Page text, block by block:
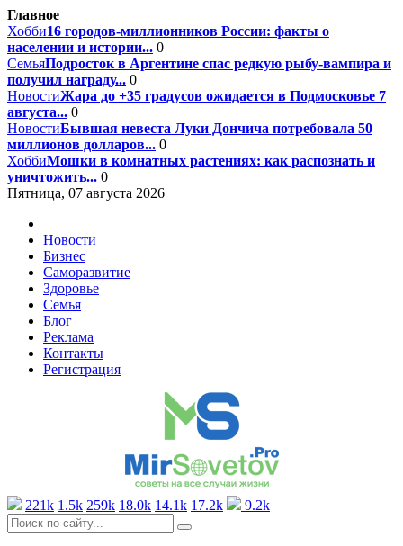
Главное
Хобби16 городов-миллионников России: факты о
населении и истории... 0
СемьяПодросток в Аргентине спас редкую рыбу-вампира и
получил награду... 0
НовостиЖара до +35 градусов ожидается в Подмосковье 7
августа... 0
НовостиБывшая невеста Луки Дончича потребовала 50
миллионов долларов... 0
ХоббиМошки в комнатных растениях: как распознать и
уничтожить... 0
Пятница, 07 августа 2026
Новости
Бизнес
Саморазвитие
Здоровье
Семья
Блог
Реклама
Контакты
Регистрация
221k 1.5k 259k 18.0k 14.1k 17.2k 9.2k